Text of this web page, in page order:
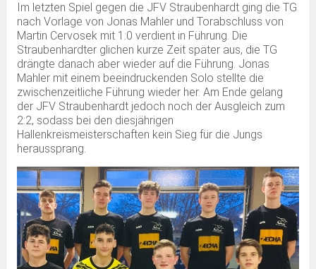
Im letzten Spiel gegen die JFV Straubenhardt ging die TG
nach Vorlage von Jonas Mahler und Torabschluss von
Martin Cervosek mit 1:0 verdient in Führung. Die
Straubenhardter glichen kurze Zeit später aus, die TG
drängte danach aber wieder auf die Führung. Jonas
Mahler mit einem beeindruckenden Solo stellte die
zwischenzeitliche Führung wieder her. Am Ende gelang
der JFV Straubenhardt jedoch noch der Ausgleich zum
2:2, sodass bei den diesjährigen
Hallenkreismeisterschaften kein Sieg für die Jungs
heraussprang.